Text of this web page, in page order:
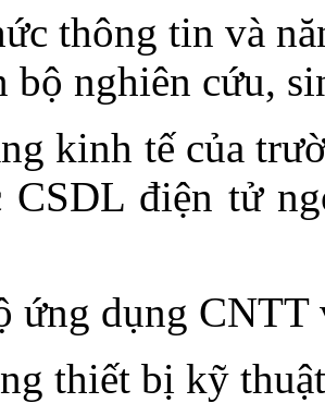
thông tin và
bộ nghiên cứu,
kinh tế của
CSDL điện tử
ứng dụng
thiết bị kỹ